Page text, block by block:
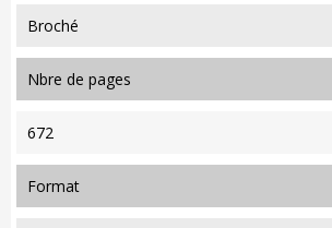
Broché
nbre de pages
672
format